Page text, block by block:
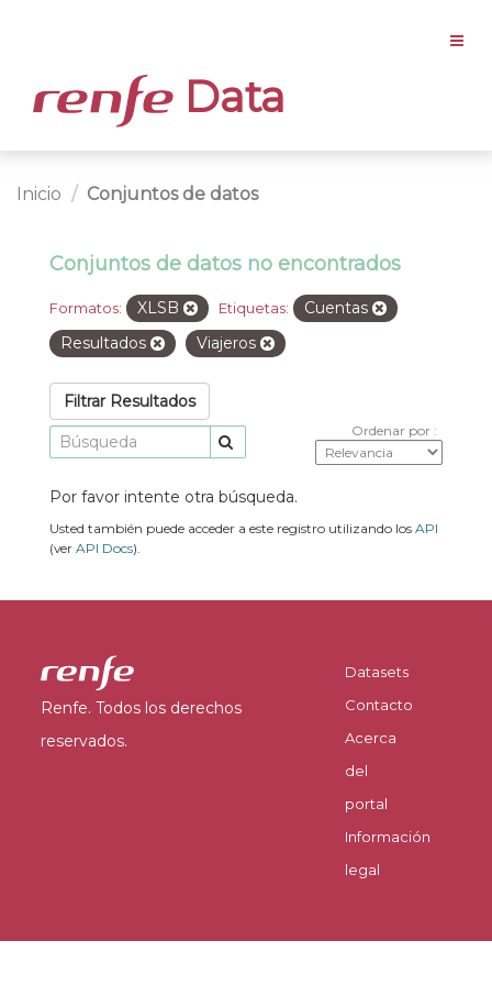
Data
Inicio Conjuntos de datos
Conjuntos de datos no encontrados
Formatos: XLSB Etiquetas:
Cuentas
Resultados
Viajeros
Filtrar Resultados
Ordenar por
Por favor intente otra búsqueda.
Usted también puede acceder a este registro utilizando los API
(ver API Docs).
Renfe. Todos los derechos
reservados.
Datasets
Contacto
Acerca
del
portal
Información
legal